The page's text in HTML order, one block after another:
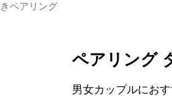
ペアリング
ペアリング
男女カップルにお